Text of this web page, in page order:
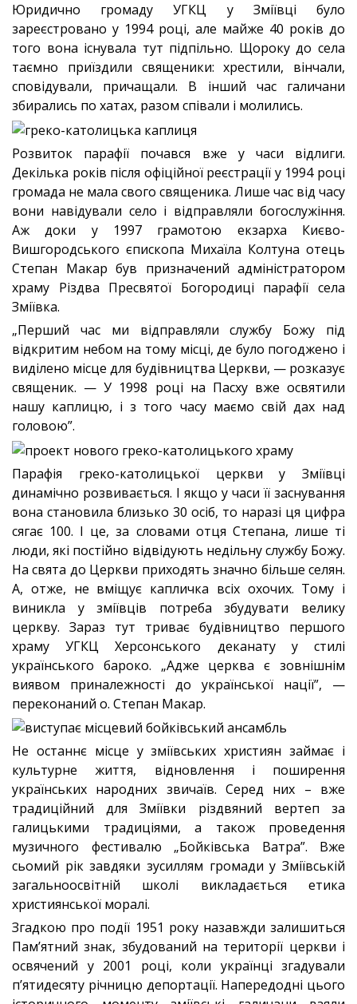
Юридично громаду УГКЦ у Зміївці було
зареєстровано у 1994 році, але майже 40 років до
того вона існувала тут підпільно. Щороку до села
таємно приїздили священики: хрестили, вінчали,
сповідували, причащали. В інший час галичани
збирались по хатах, разом співали і молились.
Розвиток парафії почався вже у часи відлиги.
Декілька років після офіційної реєстрації у 1994 році
громада не мала свого священика. Лише час від часу
вони навідували село і відправляли богослужіння.
Аж доки у 1997 грамотою екзарха Києво-
Вишгородського єпископа Михаїла Колтуна отець
Степан Макар був призначений адміністратором
храму Різдва Пресвятої Богородиці парафії села
Зміївка.
„Перший час ми відправляли службу Божу під
відкритим небом на тому місці, де було погоджено і
виділено місце для будівництва Церкви, — розказує
священик. — У 1998 році на Пасху вже освятили
нашу каплицю, і з того часу маємо свій дах над
головою”.
Парафія греко-католицької церкви у Зміївці
динамічно розвивається. І якщо у часи її заснування
вона становила близько 30 осіб, то наразі ця цифра
сягає 100. І це, за словами отця Степана, лише ті
люди, які постійно відвідують недільну службу Божу.
На свята до Церкви приходять значно більше селян.
А, отже, не вміщує капличка всіх охочих. Тому і
виникла у зміївців потреба збудувати велику
церкву. Зараз тут триває будівництво першого
храму УГКЦ Херсонського деканату у стилі
українського бароко. „Адже церква є зовнішнім
виявом приналежності до української нації”, —
переконаний о. Степан Макар.
Не останнє місце у зміївських християн займає і
культурне життя, відновлення і поширення
українських народних звичаїв. Серед них – вже
традиційний для Зміївки різдвяний вертеп за
галицькими традиціями, а також проведення
музичного фестивалю „Бойківська Ватра”. Вже
сьомий рік завдяки зусиллям громади у Зміївській
загальноосвітній школі викладається етика
християнської моралі.
Згадкою про події 1951 року назавжди залишиться
Пам’ятний знак, збудований на території церкви і
освячений у 2001 році, коли українці згадували
п’ятидесяту річницю депортації. Напередодні цього